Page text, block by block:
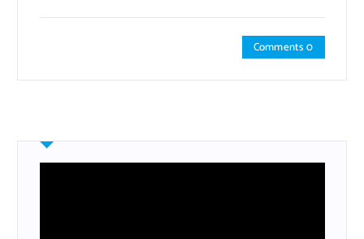
Comments 0